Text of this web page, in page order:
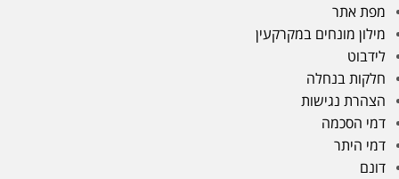
מפת אתר
מילון מונחים במקרקעין
לידבוט
חלקות בנחלה
הצהרת נגישות
דמי הסכמה
דמי היתר
דונם